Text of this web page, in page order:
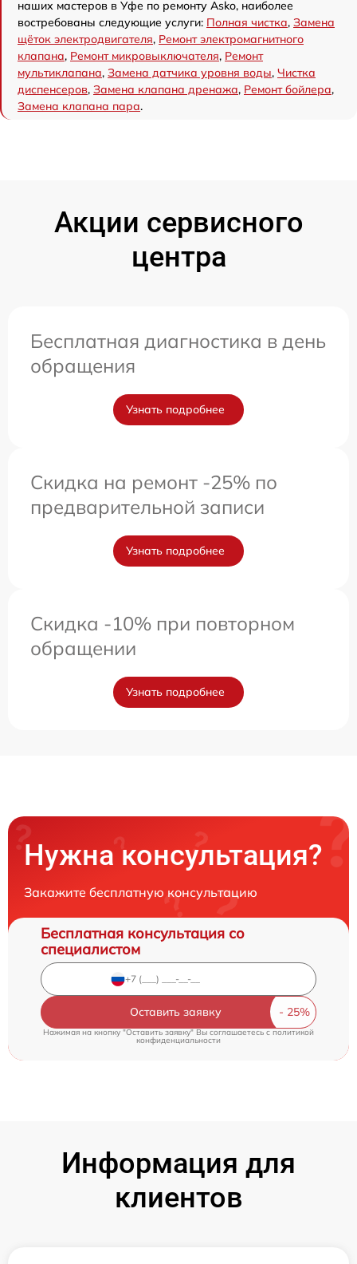
наших мастеров в Уфе по ремонту Asko, наиболее
востребованы следующие услуги: Полная чистка, Замена
щёток электродвигателя, Ремонт электромагнитного
клапана, Ремонт микровыключателя, Ремонт
мультиклапана, Замена датчика уровня воды, Чистка
диспенсеров, Замена клапана дренажа, Ремонт бойлера,
Замена клапана пара.
Акции сервисного
центра
Бесплатная диагностика в день
обращения
Узнать подробнее
Скидка на ремонт -25% по
предварительной записи
Узнать подробнее
Скидка -10% при повторном
обращении
Узнать подробнее
Нужна консультация?
Закажите бесплатную консультацию
Бесплатная консультация со
специалистом
Оставить заявку
Нажимая на кнопку "Оставить заявку" Вы соглашаетесь cполитикой
конфиденциальности
Информация для
клиентов